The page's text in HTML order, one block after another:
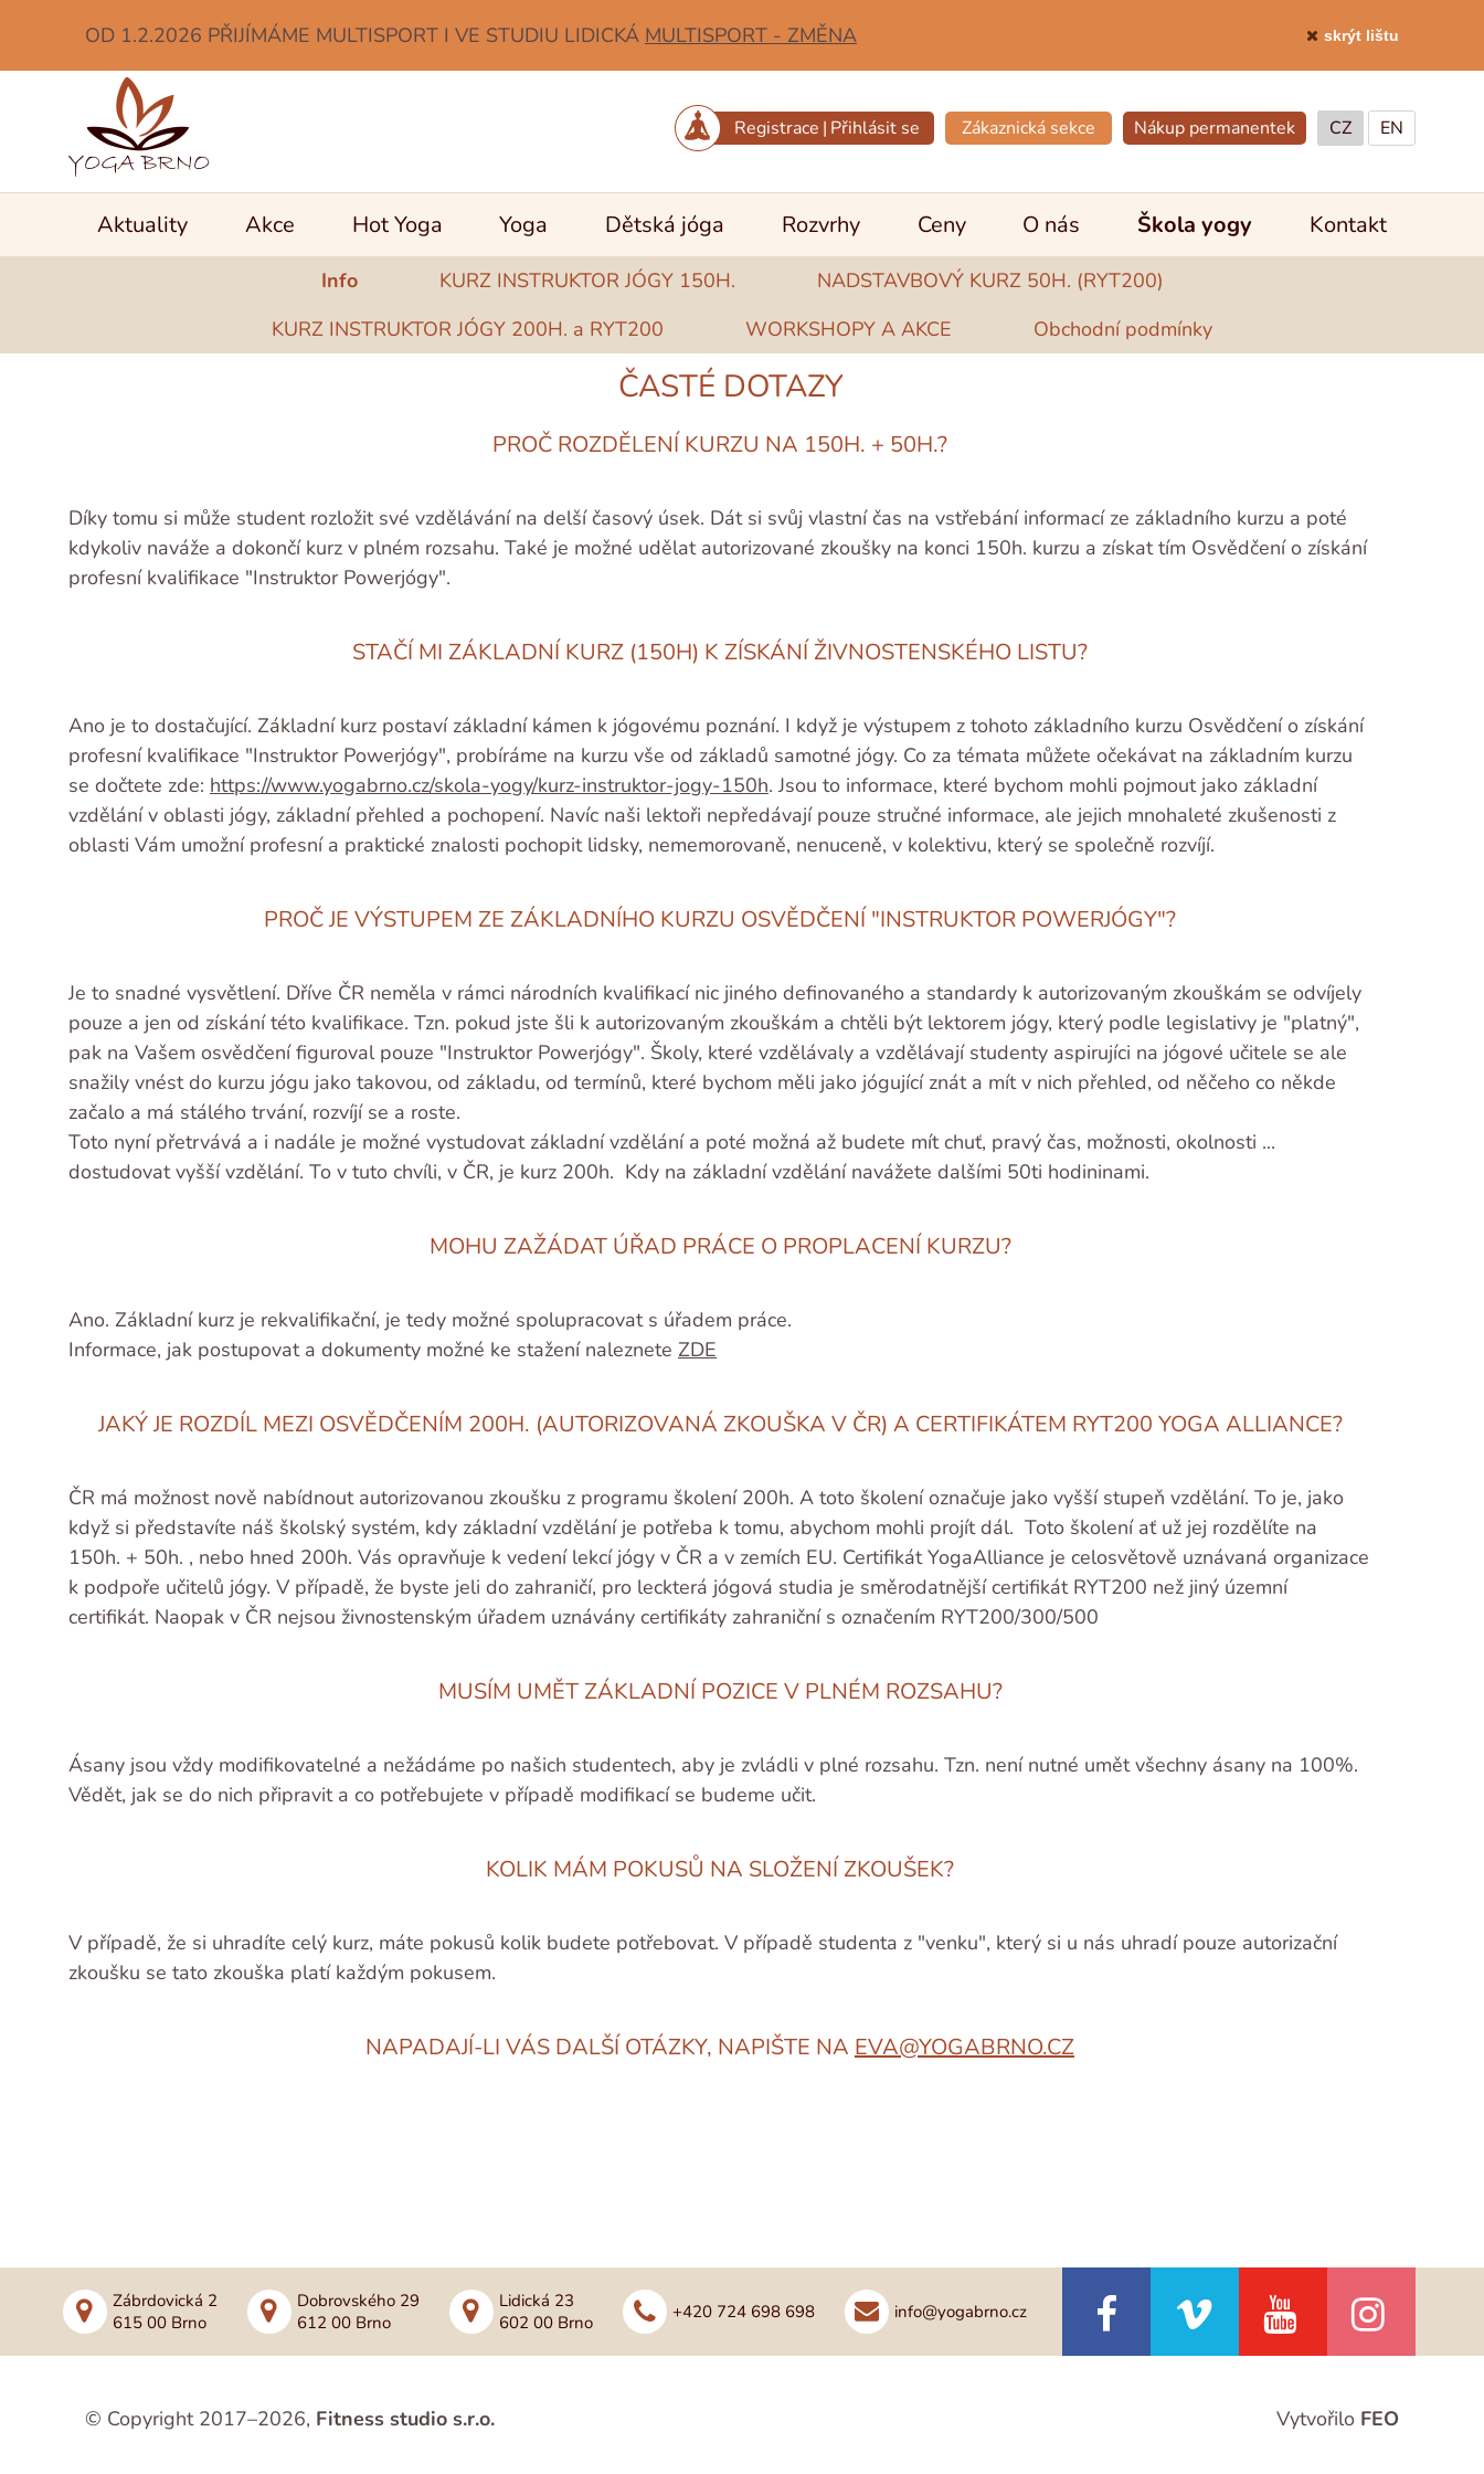
OD 1.2.2026 PŘIJÍMÁME MULTISPORT I VE STUDIU LIDICKÁ MULTISPORT - ZMĚNA skrýt lištu
Registrace | Přihlásit se Zákaznická sekce Nákup permanentek CZ EN
Aktuality Akce Hot Yoga Yoga Dětská jóga Rozvrhy Ceny O nás Škola yogy
Info KURZ INSTRUKTOR JÓGY 150H.
NADSTAVBOVÝ KURZ 50H. (RYT200)
KURZ INSTRUKTOR JÓGY 200H. a RYT200
WORKSHOPY A AKCE Obchodní podmínky
Kontakt
ČASTÉ DOTAZY
PROČ ROZDĚLENÍ KURZU NA 150H. + 50H.?
Díky tomu si může student rozložit své vzdělávání na delší časový úsek. Dát si svůj vlastní čas na vstřebání informací ze základního kurzu a poté
kdykoliv naváže a dokončí kurz v plném rozsahu. Také je možné udělat autorizované zkoušky na konci 150h. kurzu a získat tím Osvědčení o získání
profesní kvalifikace "Instruktor Powerjógy".
STAČÍ MI ZÁKLADNÍ KURZ (150H) K ZÍSKÁNÍ ŽIVNOSTENSKÉHO LISTU?
Ano je to dostačující. Základní kurz postaví základní kámen k jógovému poznání. I když je výstupem z tohoto základního kurzu Osvědčení o získání
profesní kvalifikace "Instruktor Powerjógy", probíráme na kurzu vše od základů samotné jógy. Co za témata můžete očekávat na základním kurzu
se dočtete zde: https://www.yogabrno.cz/skola-yogy/kurz-instruktor-jogy-150h. Jsou to informace, které bychom mohli pojmout jako základní
vzdělání v oblasti jógy, základní přehled a pochopení. Navíc naši lektoři nepředávají pouze stručné informace, ale jejich mnohaleté zkušenosti z
oblasti Vám umožní profesní a praktické znalosti pochopit lidsky, nememorovaně, nenuceně, v kolektivu, který se společně rozvíjí.
PROČ JE VÝSTUPEM ZE ZÁKLADNÍHO KURZU OSVĚDČENÍ "INSTRUKTOR POWERJÓGY"?
Je to snadné vysvětlení. Dříve ČR neměla v rámci národních kvalifikací nic jiného definovaného a standardy k autorizovaným zkouškám se odvíjely
pouze a jen od získání této kvalifikace. Tzn. pokud jste šli k autorizovaným zkouškám a chtěli být lektorem jógy, který podle legislativy je "platný",
pak na Vašem osvědčení figuroval pouze "Instruktor Powerjógy". Školy, které vzdělávaly a vzdělávají studenty aspirujíci na jógové učitele se ale
snažily vnést do kurzu jógu jako takovou, od základu, od termínů, které bychom měli jako jógující znát a mít v nich přehled, od něčeho co někde
začalo a má stálého trvání, rozvíjí se a roste.
Toto nyní přetrvává a i nadále je možné vystudovat základní vzdělání a poté možná až budete mít chuť, pravý čas, možnosti, okolnosti ...
dostudovat vyšší vzdělání. To v tuto chvíli, v ČR, je kurz 200h. Kdy na základní vzdělání navážete dalšími 50ti hodininami.
MOHU ZAŽÁDAT ÚŘAD PRÁCE O PROPLACENÍ KURZU?
Ano. Základní kurz je rekvalifikační, je tedy možné spolupracovat s úřadem práce.
Informace, jak postupovat a dokumenty možné ke stažení naleznete ZDE
JAKÝ JE ROZDÍL MEZI OSVĚDČENÍM 200H. (AUTORIZOVANÁ ZKOUŠKA V ČR) A CERTIFIKÁTEM RYT200 YOGA ALLIANCE?
ČR má možnost nově nabídnout autorizovanou zkoušku z programu školení 200h. A toto školení označuje jako vyšší stupeň vzdělání. To je, jako
když si představíte náš školský systém, kdy základní vzdělání je potřeba k tomu, abychom mohli projít dál. Toto školení ať už jej rozdělíte na
150h. + 50h. , nebo hned 200h. Vás opravňuje k vedení lekcí jógy v ČR a v zemích EU. Certifikát YogaAlliance je celosvětově uznávaná organizace
k podpoře učitelů jógy. V případě, že byste jeli do zahraničí, pro leckterá jógová studia je směrodatnější certifikát RYT200 než jiný územní
certifikát. Naopak v ČR nejsou živnostenským úřadem uznávány certifikáty zahraniční s označením RYT200/300/500
MUSÍM UMĚT ZÁKLADNÍ POZICE V PLNÉM ROZSAHU?
Ásany jsou vždy modifikovatelné a nežádáme po našich studentech, aby je zvládli v plné rozsahu. Tzn. není nutné umět všechny ásany na 100%.
Vědět, jak se do nich připravit a co potřebujete v případě modifikací se budeme učit.
KOLIK MÁM POKUSŮ NA SLOŽENÍ ZKOUŠEK?
V případě, že si uhradíte celý kurz, máte pokusů kolik budete potřebovat. V případě studenta z "venku", který si u nás uhradí pouze autorizační
zkoušku se tato zkouška platí každým pokusem.
NAPADAJÍ-LI VÁS DALŠÍ OTÁZKY, NAPIŠTE NA EVA@YOGABRNO.CZ
Zábrdovická 2
615 00 Brno
Dobrovského 29
612 00 Brno
Lidická 23
602 00 Brno
+420 724 698 698 info@yogabrno.cz
© Copyright 2017–2026, Fitness studio s.r.o. Vytvořilo FEO